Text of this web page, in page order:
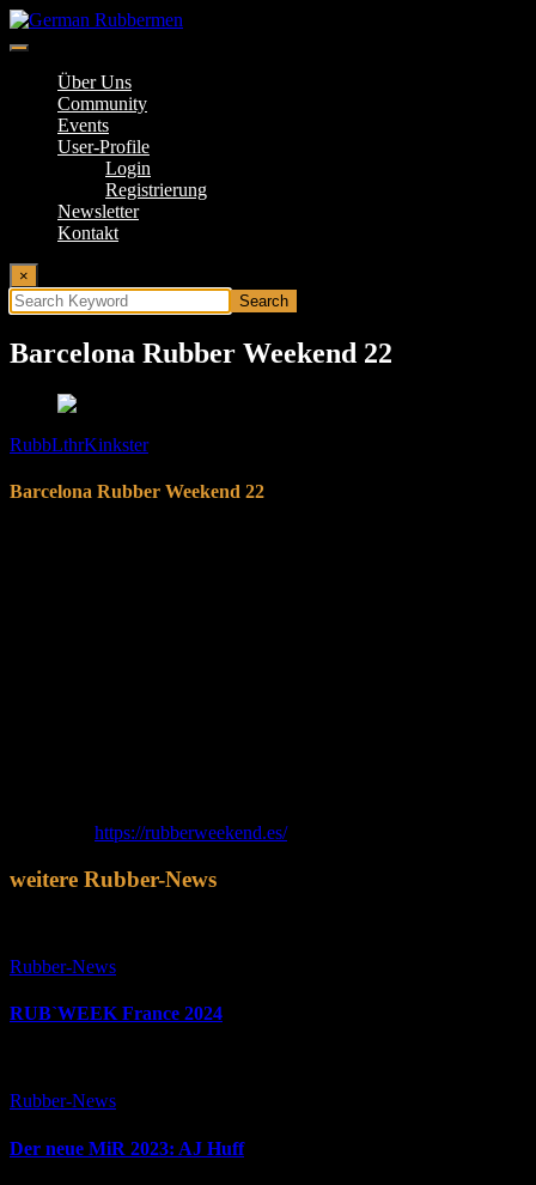
Springe
zum
German Rubbermen
Über Uns
Community
Events
User-Profile
Login
Registrierung
Newsletter
Kontakt
×
Barcelona Rubber Weekend 22
RubbLthrKinkster
Barcelona Rubber Weekend 22
https://rubberweekend.es/
weitere Rubber-News
Rubber-News
RUB`WEEK France 2024
Rubber-News
Der neue MiR 2023: AJ Huff